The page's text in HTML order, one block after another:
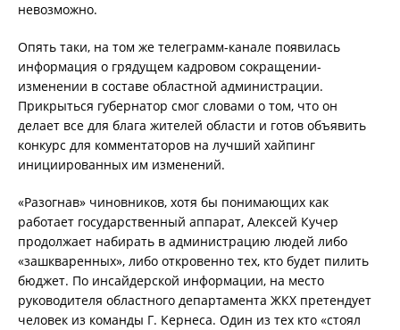
невозможно.
Опять таки, на том же телеграмм-канале появилась
информация о грядущем кадровом сокращении-
изменении в составе областной администрации.
Прикрыться губернатор смог словами о том, что он
делает все для блага жителей области и готов объявить
конкурс для комментаторов на лучший хайпинг
инициированных им изменений.
«Разогнав» чиновников, хотя бы понимающих как
работает государственный аппарат, Алексей Кучер
продолжает набирать в администрацию людей либо
«зашкваренных», либо откровенно тех, кто будет пилить
бюджет. По инсайдерской информации, на место
руководителя областного департамента ЖКХ претендует
человек из команды Г. Кернеса. Один из тех кто «стоял